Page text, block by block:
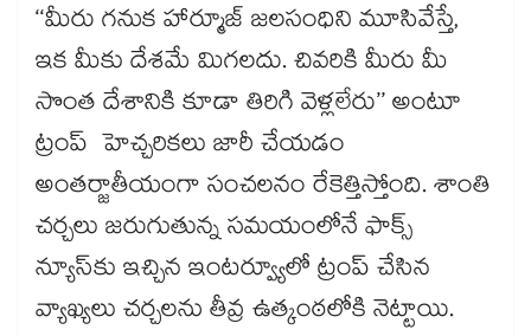
‘‘మీరు గనుక హార్మూజ్‌‌‌‌‌‌‌‌ జలసంధిని మూసివేస్తే,
ఇక మీకు దేశమే మిగలదు. చివరికి మీరు మీ
సొంత దేశానికి కూడా తిరిగి వెళ్లలేరు’’ అంటూ
ట్రంప్ హెచ్చరికలు జారీ చేయడం
అంతర్జాతీయంగా సంచలనం రేకెత్తిస్తోంది. శాంతి
చర్చలు జరుగుతున్న సమయంలోనే ఫాక్స్
న్యూస్‌‌‌‌‌‌‌‌కు ఇచ్చిన ఇంటర్వ్యూలో ట్రంప్ చేసిన
వ్యాఖ్యలు చర్చలను తీవ్ర ఉత్కంఠలోకి నెట్టాయి.